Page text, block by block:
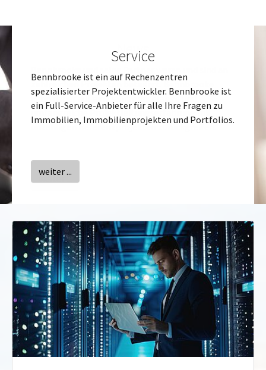
Service
Bennbrooke ist ein auf Rechenzentren
spezialisierter Projektentwickler. Bennbrooke ist
ein Full-Service-Anbieter für alle Ihre Fragen zu
Immobilien, Immobilienprojekten und Portfolios.
weiter ...